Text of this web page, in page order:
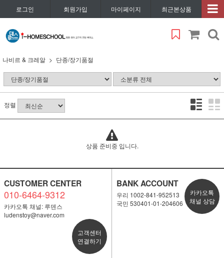
로그인 회원가입 마이페이지 최근본상품
나비르 & 크레알 단종/장기품절
정렬
상품 준비중 입니다.
CUSTOMER CENTER
010-6464-9312
카카오톡 채널: 루덴스
ludenstoy@naver.com
고객센터
연결하기
BANK ACCOUNT
우리 1002-841-952513
국민 530401-01-204606
카카오톡
채널 상담